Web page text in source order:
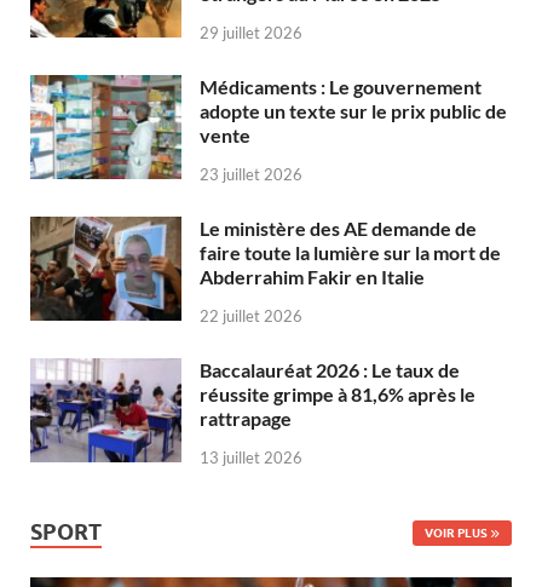
29 juillet 2026
Médicaments : Le gouvernement
adopte un texte sur le prix public de
vente
23 juillet 2026
Le ministère des AE demande de
faire toute la lumière sur la mort de
Abderrahim Fakir en Italie
22 juillet 2026
Baccalauréat 2026 : Le taux de
réussite grimpe à 81,6% après le
rattrapage
13 juillet 2026
SPORT VOIR PLUS